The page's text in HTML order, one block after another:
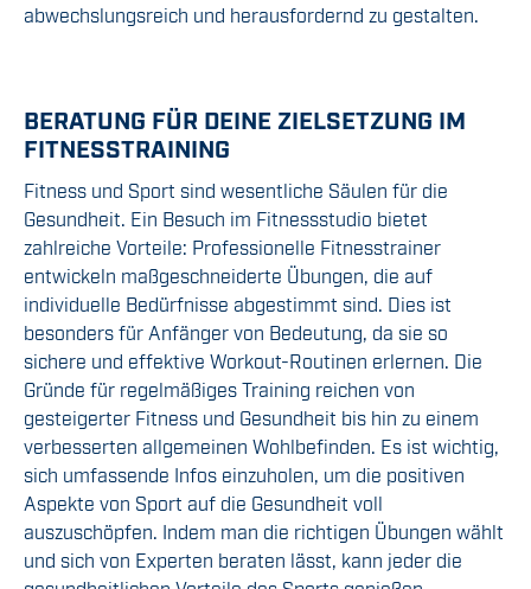
abwechslungsreich und herausfordernd zu gestalten.
BERATUNG FÜR DEINE ZIELSETZUNG IM
FITNESSTRAINING
Fitness und Sport sind wesentliche Säulen für die
Gesundheit. Ein Besuch im Fitnessstudio bietet
zahlreiche Vorteile: Professionelle Fitnesstrainer
entwickeln maßgeschneiderte Übungen, die auf
individuelle Bedürfnisse abgestimmt sind. Dies ist
besonders für Anfänger von Bedeutung, da sie so
sichere und effektive Workout-Routinen erlernen. Die
Gründe für regelmäßiges Training reichen von
gesteigerter Fitness und Gesundheit bis hin zu einem
verbesserten allgemeinen Wohlbefinden. Es ist wichtig,
sich umfassende Infos einzuholen, um die positiven
Aspekte von Sport auf die Gesundheit voll
auszuschöpfen. Indem man die richtigen Übungen wählt
und sich von Experten beraten lässt, kann jeder die